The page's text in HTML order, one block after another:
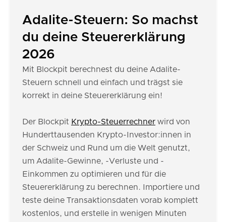
Adalite-Steuern: So machst
du deine Steuererklärung
2026
Mit Blockpit berechnest du deine Adalite-
Steuern schnell und einfach und trägst sie
korrekt in deine Steuererklärung ein!
Der Blockpit Krypto-Steuerrechner wird von
Hunderttausenden Krypto-Investor:innen in
der Schweiz und Rund um die Welt genutzt,
um Adalite-Gewinne, -Verluste und -
Einkommen zu optimieren und für die
Steuererklärung zu berechnen. Importiere und
teste deine Transaktionsdaten vorab komplett
kostenlos, und erstelle in wenigen Minuten